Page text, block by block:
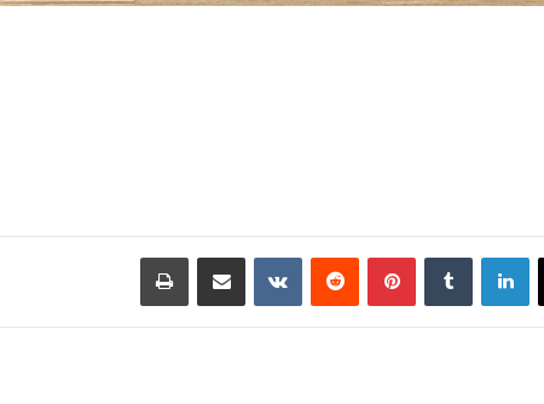
لينكدإن بينتيريست مشاركة عبر البريد طباعة